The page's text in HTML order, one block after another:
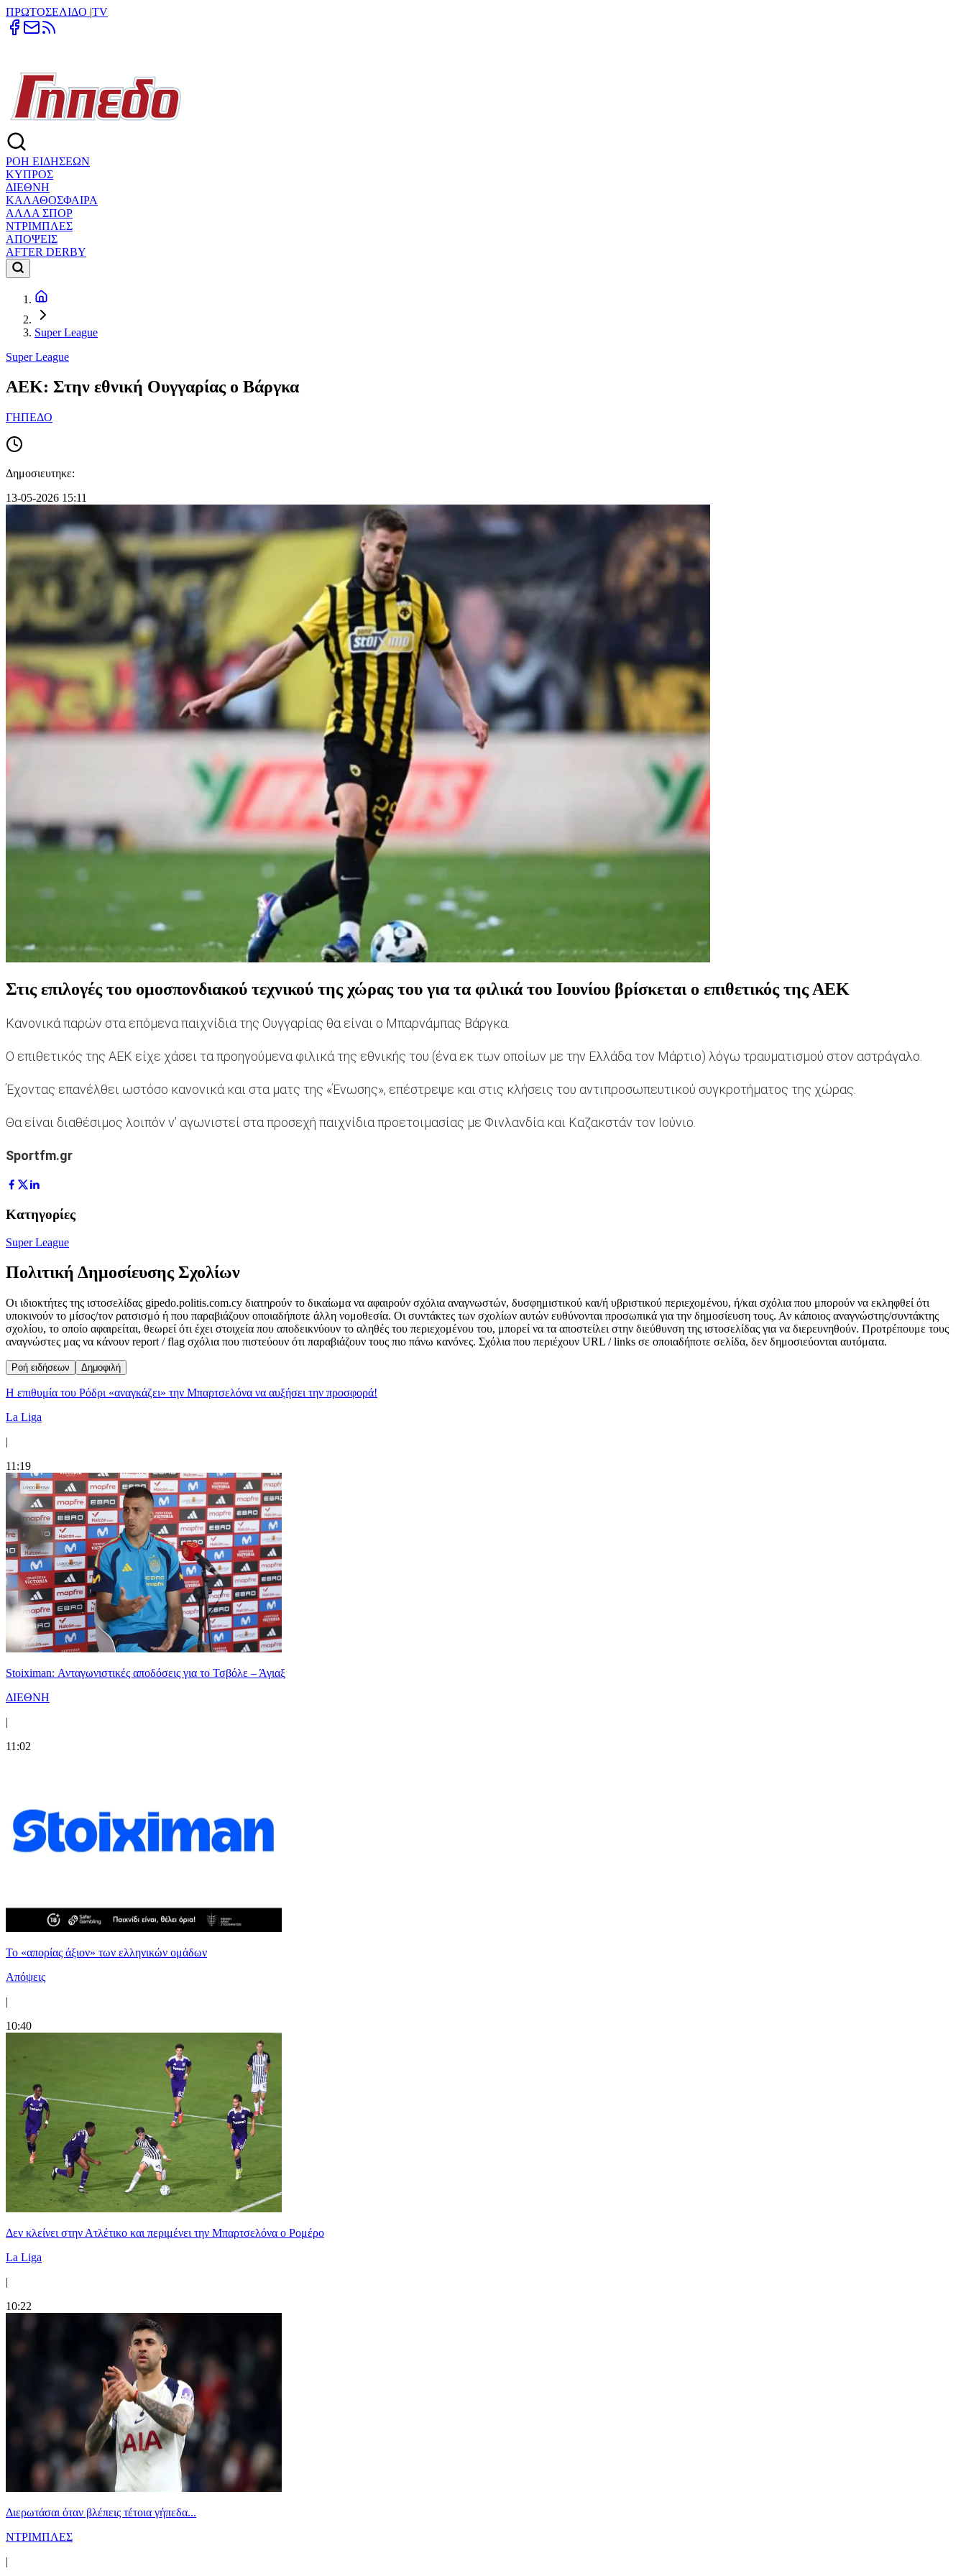
ΠΡΩΤΟΣΕΛΙΔΟ |TV
ΡΟΗ ΕΙΔΗΣΕΩΝ
ΚΥΠΡΟΣ
ΔΙΕΘΝΗ
ΚΑΛΑΘΟΣΦΑΙΡΑ
ΑΛΛΑ ΣΠΟΡ
ΝΤΡΙΜΠΛΕΣ
ΑΠΟΨΕΙΣ
AFTER DERBY
Super League
Super League
ΑΕΚ: Στην εθνική Ουγγαρίας ο Βάργκα
ΓΗΠΕΔΟ
Δημοσιευτηκε:
13-05-2026 15:11
Στις επιλογές του ομοσπονδιακού τεχνικού της χώρας του για τα φιλικά του Ιουνίου βρίσκεται ο επιθετικός της ΑΕΚ
Κανονικά παρών στα επόμενα παιχνίδια της Ουγγαρίας θα είναι ο Μπαρνάμπας Βάργκα.
Ο επιθετικός της ΑΕΚ είχε χάσει τα προηγούμενα φιλικά της εθνικής του (ένα εκ των οποίων με την Ελλάδα τον Μάρτιο) λόγω τραυματισμού στον αστράγαλο.
Έχοντας επανέλθει ωστόσο κανονικά και στα ματς της «Ένωσης», επέστρεψε και στις κλήσεις του αντιπροσωπευτικού συγκροτήματος της χώρας.
Θα είναι διαθέσιμος λοιπόν ν’ αγωνιστεί στα προσεχή παιχνίδια προετοιμασίας με Φινλανδία και Καζακστάν τον Ιούνιο.
Sportfm.gr
Κατηγορίες
Super League
Πολιτική Δημοσίευσης Σχολίων
Οι ιδιοκτήτες της ιστοσελίδας gipedo.politis.com.cy διατηρούν το δικαίωμα να αφαιρούν σχόλια αναγνωστών, δυσφημιστικού και/ή υβριστικού περιεχομένου, ή/και σχόλια που μπορούν να εκληφθεί ότι
υποκινούν το μίσος/τον ρατσισμό ή που παραβιάζουν οποιαδήποτε άλλη νομοθεσία. Οι συντάκτες των σχολίων αυτών ευθύνονται προσωπικά για την δημοσίευση τους. Αν κάποιος αναγνώστης/συντάκτης
σχολίου, το οποίο αφαιρείται, θεωρεί ότι έχει στοιχεία που αποδεικνύουν το αληθές του περιεχομένου του, μπορεί να τα αποστείλει στην διεύθυνση της ιστοσελίδας για να διερευνηθούν. Προτρέπουμε τους
αναγνώστες μας να κάνουν report / flag σχόλια που πιστεύουν ότι παραβιάζουν τους πιο πάνω κανόνες. Σχόλια που περιέχουν URL / links σε οποιαδήποτε σελίδα, δεν δημοσιεύονται αυτόματα.
Ροή ειδήσεων Δημοφιλή
Η επιθυμία του Ρόδρι «αναγκάζει» την Μπαρτσελόνα να αυξήσει την προσφορά!
La Liga
|
11:19
Stoiximan: Ανταγωνιστικές αποδόσεις για το Τσβόλε – Άγιαξ
ΔΙΕΘΝΗ
|
11:02
Το «απορίας άξιον» των ελληνικών ομάδων
Απόψεις
|
10:40
Δεν κλείνει στην Ατλέτικο και περιμένει την Μπαρτσελόνα ο Ρομέρο
La Liga
|
10:22
Διερωτάσαι όταν βλέπεις τέτοια γήπεδα...
ΝΤΡΙΜΠΛΕΣ
|